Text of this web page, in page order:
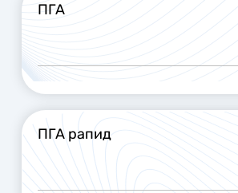
ПГА
ПГА рапид